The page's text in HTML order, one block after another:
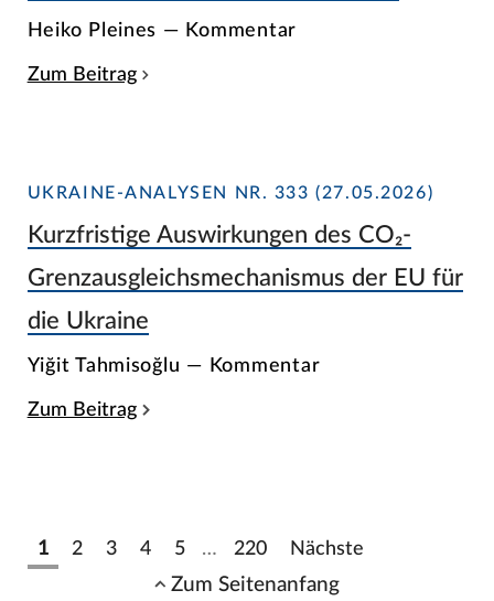
Heiko Pleines — Kommentar
Zum Beitrag
UKRAINE-ANALYSEN NR. 333 (27.05.2026)
Kurzfristige Auswirkungen des CO₂-
Grenzausgleichsmechanismus der EU für
die Ukraine
Yiğit Tahmisoğlu — Kommentar
Zum Beitrag
1 2 3 4 5 … 220 Nächste
Zum Seitenanfang